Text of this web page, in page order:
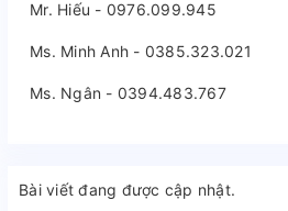
Mr. Hiếu - 0976.099.945
Ms. Minh Anh - 0385.323.021
Ms. Ngân - 0394.483.767
Bài viết đang được cập nhật.